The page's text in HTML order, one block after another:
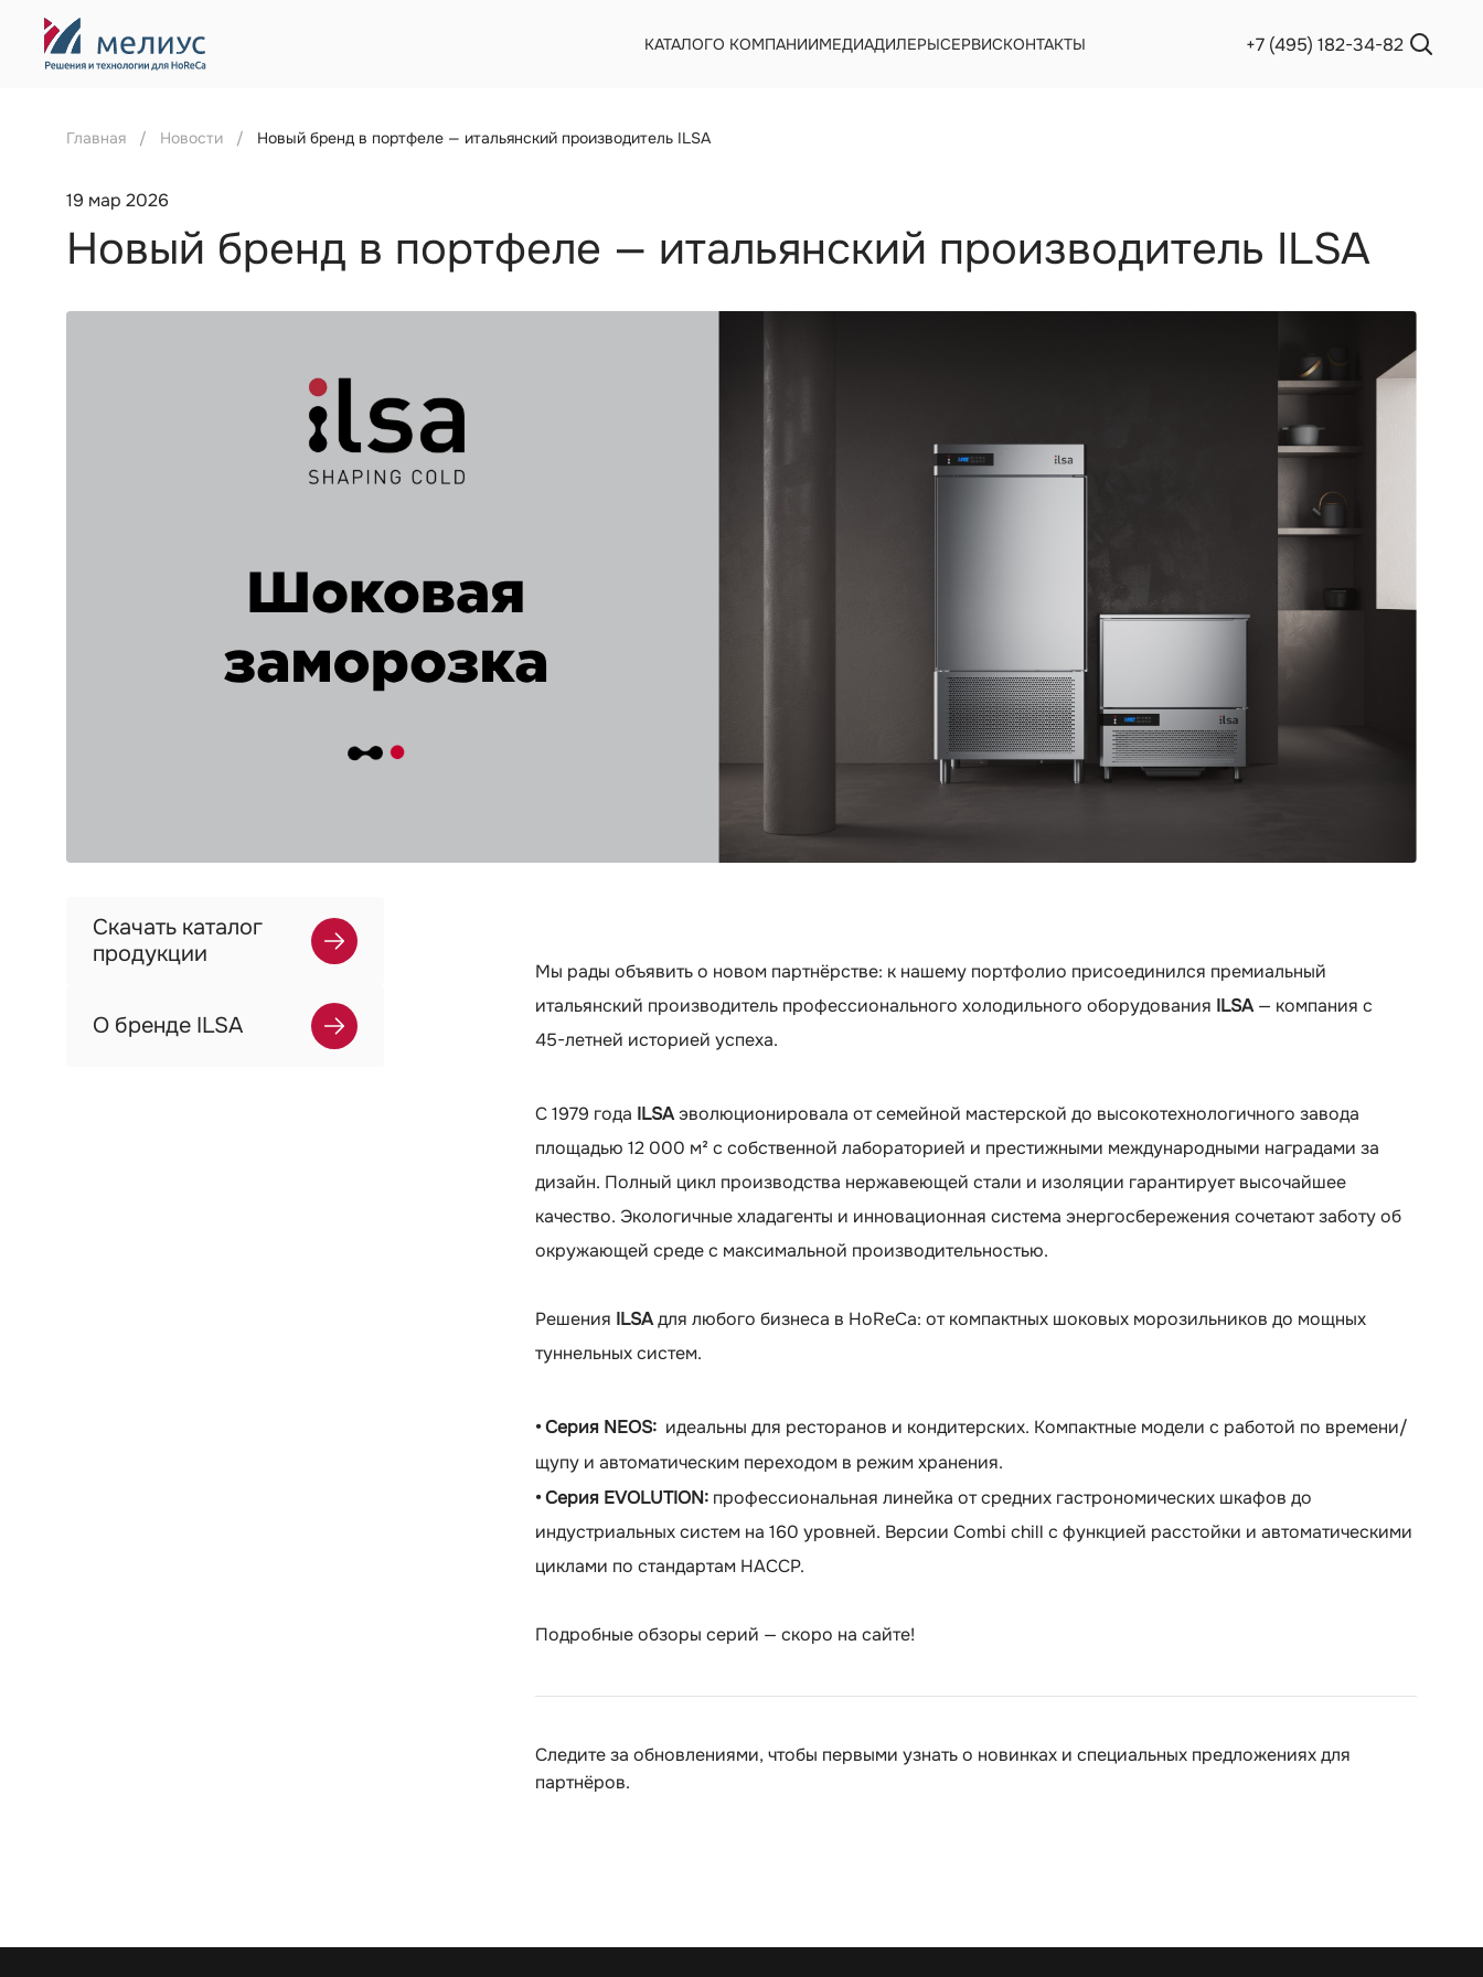
КАТАЛОГО КОМПАНИИМЕДИАДИЛЕРЫСЕРВИСКОНТАКТЫ +7 (495) 182-34-82
Главная Новости Новый бренд в портфеле — итальянский производитель ILSA
19 мар 2026
Новый бренд в портфеле — итальянский производитель ILSA
Скачать каталог
продукции
О бренде ILSA
Мы рады объявить о новом партнёрстве: к нашему портфолио присоединился премиальный
итальянский производитель профессионального холодильного оборудования ILSA— компания с
45-летней историей успеха.
С 1979 года ILSAэволюционировала от семейной мастерской до высокотехнологичного завода
площадью 12 000 м² с собственной лабораторией и престижными международными наградами за
дизайн. Полный цикл производства нержавеющей стали и изоляции гарантирует высочайшее
качество. Экологичные хладагенты и инновационная система энергосбережения сочетают заботу об
окружающей среде с максимальной производительностью.
Решения ILSAдля любого бизнеса в HoReCa: от компактных шоковых морозильников до мощных
туннельных систем.
• Серия NEOS: идеальны для ресторанов и кондитерских. Компактные модели с работой по времени/
щупу и автоматическим переходом в режим хранения.
• Серия EVOLUTION: профессиональная линейка от средних гастрономических шкафов до
индустриальных систем на 160 уровней. Версии Combi chill с функцией расстойки и автоматическими
циклами по стандартам HACCP.
Подробные обзоры серий — скоро на сайте!
Следите за обновлениями, чтобы первыми узнать о новинках и специальных предложениях для
партнёров.